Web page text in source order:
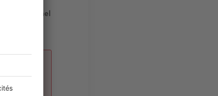
fait personnel